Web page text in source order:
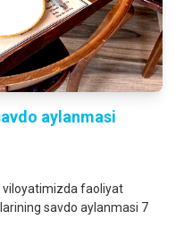
aylanmasi
viloyatimizda faoliyat
savdo aylanmasi 7